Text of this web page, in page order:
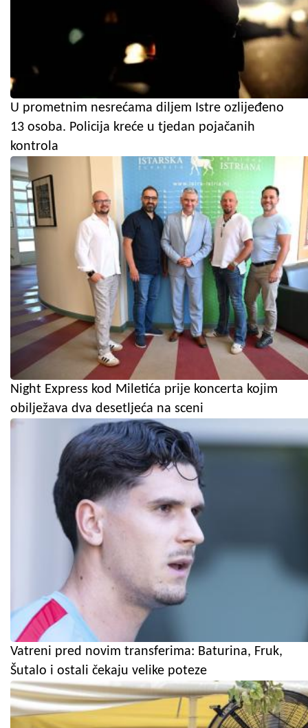
U prometnim nesrećama diljem Istre ozlijeđeno
13 osoba. Policija kreće u tjedan pojačanih
kontrola
Night Express kod Miletića prije koncerta kojim
obilježava dva desetljeća na sceni
Vatreni pred novim transferima: Baturina, Fruk,
Šutalo i ostali čekaju velike poteze